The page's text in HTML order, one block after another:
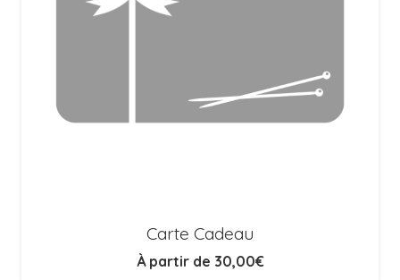
Carte Cadeau
À partir de 30,00€